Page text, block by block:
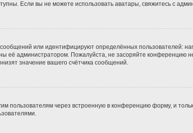
Если вы не можете использовать аватары, свяжитесь с
или идентифицируют определённых пользователей:
её администратором. Пожалуйста, не засоряйте конференцию
значение вашего счётчика сообщений.
пользователям через встроенную в конференцию форму, и